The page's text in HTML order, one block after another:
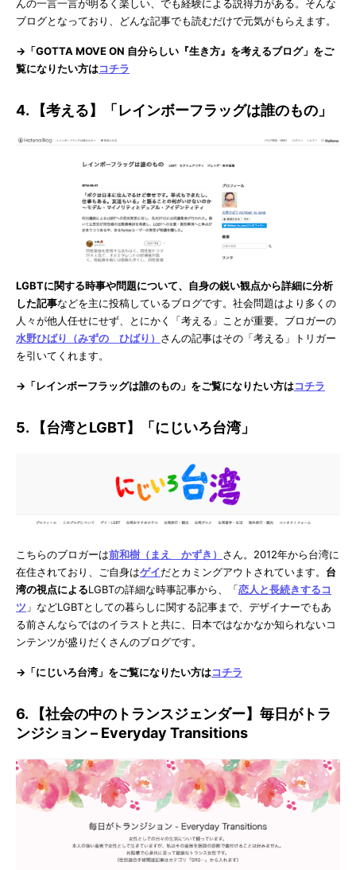
んの一言一言が明るく楽しい、でも経験による説得力がある。そんな
ブログとなっており、どんな記事でも読むだけで元気がもらえます。
→「GOTTA MOVE ON 自分らしい『生き方』を考えるブログ」をご
覧になりたい方はコチラ
4. 【考える】「レインボーフラッグは誰のもの」
LGBTに関する時事や問題について、自身の鋭い観点から詳細に分析
した記事などを主に投稿しているブログです。社会問題はより多くの
人々が他人任せにせず、とにかく「考える」ことが重要。ブロガーの
水野ひばり（みずの ひばり） さんの記事はその「考える」トリガー
を引いてくれます。
→「レインボーフラッグは誰のもの」をご覧になりたい方はコチラ
5. 【台湾とLGBT】「にじいろ台湾」
こちらのブロガーは前和樹（まえ かずき） さん。2012年から台湾に
在住されており、ご自身はゲイだとカミングアウトされています。 台
湾の視点によるLGBTの詳細な時事記事から、「恋人と長続きするコ
ツ 」などLGBTとしての暮らしに関する記事まで、デザイナーでもあ
る前さんならではのイラストと共に、日本ではなかなか知られないコ
ンテンツが盛りだくさんのブログです。
→「にじいろ台湾」をご覧になりたい方はコチラ
6. 【社会の中のトランスジェンダー】毎日がトラ
ンジション – Everyday Transitions